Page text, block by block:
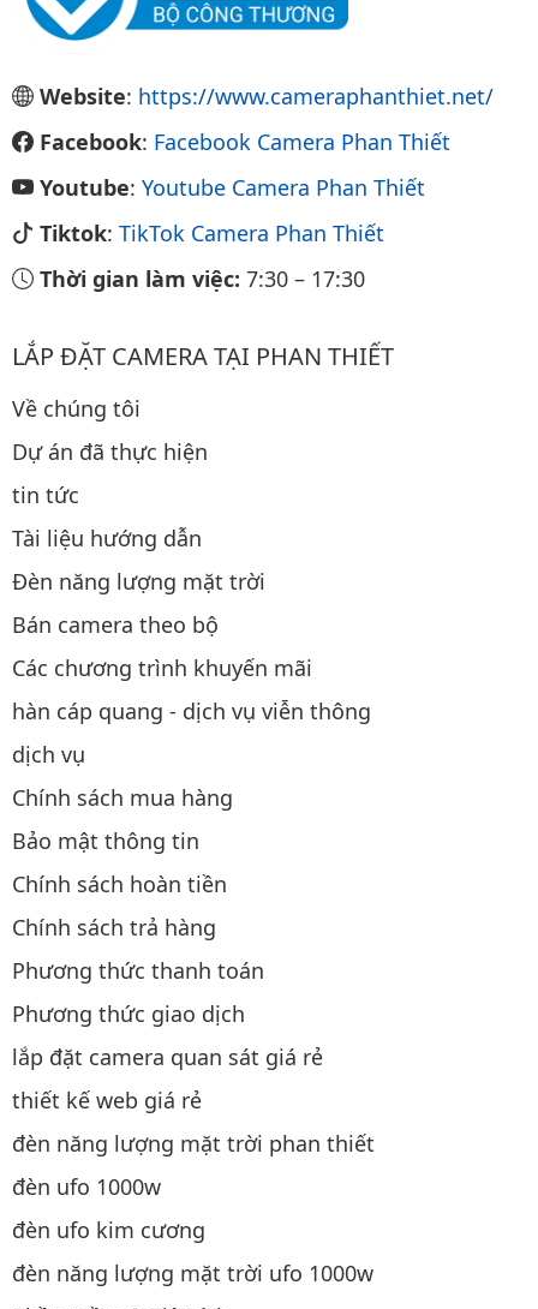
Website: https://www.cameraphanthiet.net/
Facebook: Facebook Camera Phan Thiết
Youtube: Youtube Camera Phan Thiết
Tiktok: TikTok Camera Phan Thiết
Thời gian làm việc: 7:30 – 17:30
LẮP ĐẶT CAMERA TẠI PHAN THIẾT
Về chúng tôi
Dự án đã thực hiện
tin tức
Tài liệu hướng dẫn
Đèn năng lượng mặt trời
Bán camera theo bộ
Các chương trình khuyến mãi
hàn cáp quang - dịch vụ viễn thông
dịch vụ
Chính sách mua hàng
Bảo mật thông tin
Chính sách hoàn tiền
Chính sách trả hàng
Phương thức thanh toán
Phương thức giao dịch
lắp đặt camera quan sát giá rẻ
thiết kế web giá rẻ
đèn năng lượng mặt trời phan thiết
đèn ufo 1000w
đèn ufo kim cương
đèn năng lượng mặt trời ufo 1000w